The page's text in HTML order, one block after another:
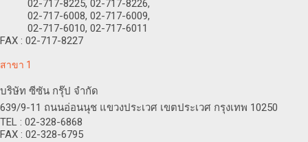
02-717-8225, 02-717-8226,
02-717-6008, 02-717-6009,
02-717-6010, 02-717-6011
FAX : 02-717-8227
สาขา 1
บริษัท ซีซัน กรุ๊ป จำกัด
639/9-11 ถนนอ่อนนุช แขวงประเวศ เขตประเวศ กรุงเทพ 10250
TEL : 02-328-6868
FAX : 02-328-6795